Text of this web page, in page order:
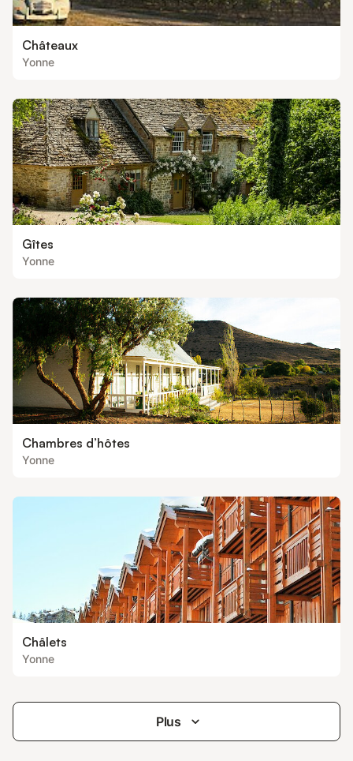
Châteaux
Yonne
Gîtes
Yonne
Chambres d’hôtes
Yonne
Châlets
Yonne
Plus